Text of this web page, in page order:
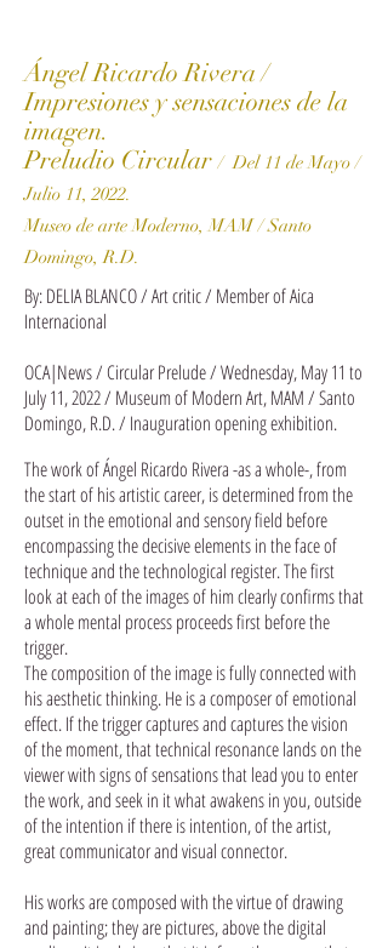
Ángel Ricardo Rivera /
Impresiones y sensaciones de la
imagen.
Preludio Circular/ Del 11 de Mayo /
Julio 11, 2022.
Museo de arte Moderno, MAM / Santo
Domingo, R.D.
By: DELIA BLANCO / Art critic / Member of Aica
Internacional
OCA|News / Circular Prelude / Wednesday, May 11 to
July 11, 2022 / Museum of Modern Art, MAM / Santo
Domingo, R.D. / Inauguration opening exhibition.
The work of Ángel Ricardo Rivera -as a whole-, from
the start of his artistic career, is determined from the
outset in the emotional and sensory field before
encompassing the decisive elements in the face of
technique and the technological register. The first
look at each of the images of him clearly confirms that
a whole mental process proceeds first before the
trigger.
The composition of the image is fully connected with
his aesthetic thinking. He is a composer of emotional
effect. If the trigger captures and captures the vision
of the moment, that technical resonance lands on the
viewer with signs of sensations that lead you to enter
the work, and seek in it what awakens in you, outside
of the intention if there is intention, of the artist,
great communicator and visual connector.
His works are composed with the virtue of drawing
and painting; they are pictures, above the digital